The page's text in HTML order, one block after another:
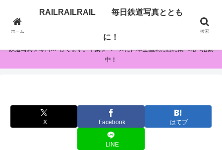
RAILRAILRAIL 毎日鉄道写真とともに！
鉄道写真を毎日UPしてます。千葉をベースに日本全国東に西に南へ北へ活動
中！
X Facebook はてブ
LINE
ホーム
RAILRAILRAIL 毎日鉄道写真ととも
に！
検索